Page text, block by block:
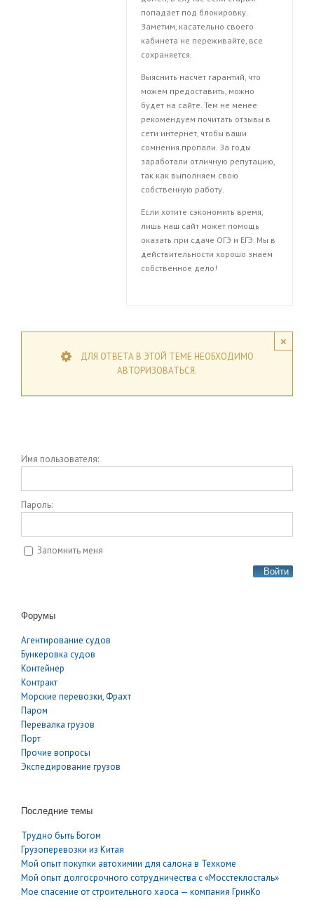
попадает под блокировку.
Заметим, касательно своего
кабинета не переживайте, все
сохраняется.
Выяснить насчет гарантий, что
можем предоставить, можно
будет на сайте. Тем не менее
рекомендуем почитать отзывы в
сети интернет, чтобы ваши
сомнения пропали. За годы
заработали отличную репутацию,
так как выполняем свою
собственную работу.
Если хотите сэкономить время,
лишь наш сайт может помощь
оказать при сдаче ОГЭ и ЕГЭ. Мы в
действительности хорошо знаем
собственное дело!
×
ДЛЯ ОТВЕТА В ЭТОЙ ТЕМЕ НЕОБХОДИМО
АВТОРИЗОВАТЬСЯ.
Имя пользователя:
Пароль:
Запомнить меня
Войти
Форумы
Агентирование судов
Бункеровка судов
Контейнер
Контракт
Морские перевозки, Фрахт
Паром
Перевалка грузов
Порт
Прочие вопросы
Экспедирование грузов
Последние темы
Трудно быть Богом
Грузоперевозки из Китая
Мой опыт покупки автохимии для салона в Техкоме
Мой опыт долгосрочного сотрудничества с «Мосстеклосталь»
Мое спасение от строительного хаоса — компания ГринКо